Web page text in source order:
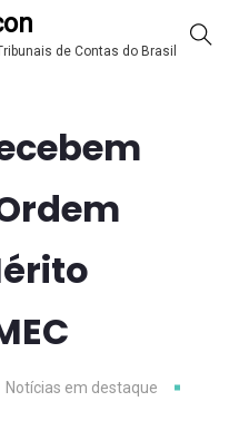
de Contas do Brasil
Notícias em destaque